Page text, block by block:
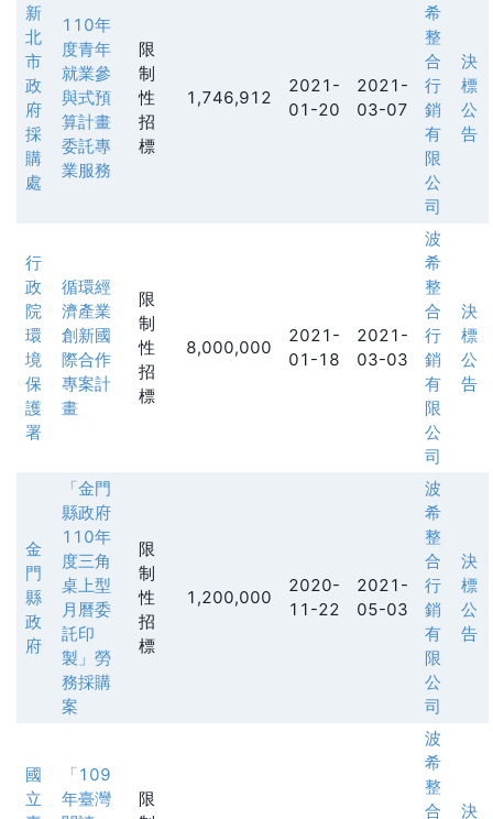
新
北
市
政
府
採
購
處
110年
度青年
就業參
與式預
算計畫
委託專
業服務
限
制
性
招
標
1,746,912
2021-
01-20
2021-
03-07
希
整
合
行
銷
有
限
公
司
決
標
公
告
行
政
院
環
境
保
護
署
循環經
濟產業
創新國
際合作
專案計
畫
限
制
性
招
標
8,000,000
2021-
01-18
2021-
03-03
波
希
整
合
行
銷
有
限
公
司
決
標
公
告
金
門
縣
政
府
「金門
縣政府
110年
度三角
桌上型
月曆委
託印
製」勞
務採購
案
限
制
性
招
標
1,200,000
2020-
11-22
2021-
05-03
波
希
整
合
行
銷
有
限
公
司
決
標
公
告
國
立
「109
年臺灣
限
波
希
整
合
決